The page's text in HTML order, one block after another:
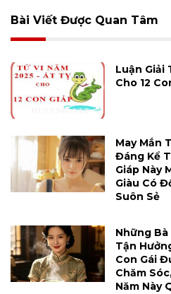
Bài Viết Được Quan Tâm
Luận Giải
Cho 12
May Mắn
Đáng Kể
Giáp Này
Giàu Có
Suôn Sẻ
Những
Tận
Con Gái
Chăm
Năm Này